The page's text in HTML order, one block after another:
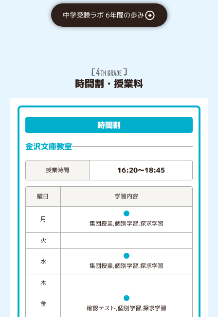
中学受験ラボ 6年間の歩み
時間割・授業料
時間割
金沢文庫教室
授業時間 16:20～18:45
曜日 学習内容
月
集団授業,個別学習,探求学習
火
水
集団授業,個別学習,探求学習
木
金
確認テスト,個別学習,探求学習